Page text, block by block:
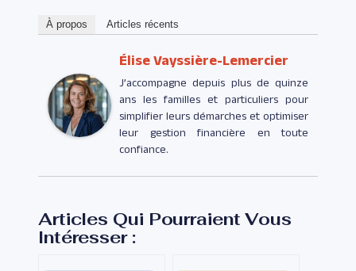
À propos Articles récents
Élise Vayssière-Lemercier
J’accompagne depuis plus de quinze
ans les familles et particuliers pour
simplifier leurs démarches et optimiser
leur gestion financière en toute
confiance.
Articles Qui Pourraient Vous
Intéresser :